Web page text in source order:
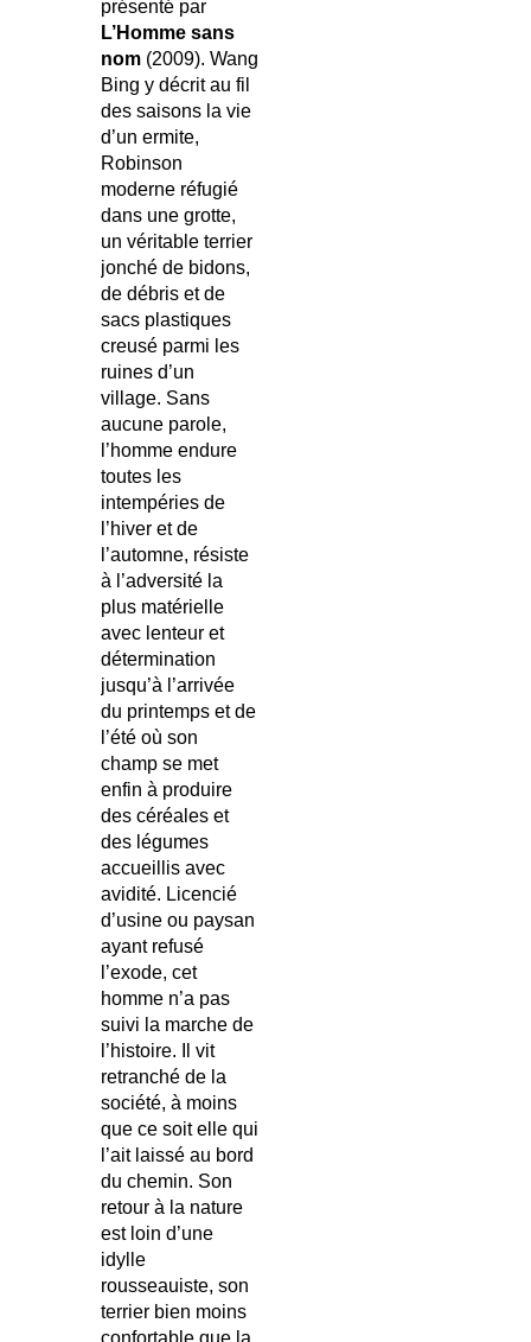
présenté par
L’Homme sans
nom (2009). Wang
Bing y décrit au fil
des saisons la vie
d’un ermite,
Robinson
moderne réfugié
dans une grotte,
un véritable terrier
jonché de bidons,
de débris et de
sacs plastiques
creusé parmi les
ruines d’un
village. Sans
aucune parole,
l’homme endure
toutes les
intempéries de
l’hiver et de
l’automne, résiste
à l’adversité la
plus matérielle
avec lenteur et
détermination
jusqu’à l’arrivée
du printemps et de
l’été où son
champ se met
enfin à produire
des céréales et
des légumes
accueillis avec
avidité. Licencié
d’usine ou paysan
ayant refusé
l’exode, cet
homme n’a pas
suivi la marche de
l’histoire. Il vit
retranché de la
société, à moins
que ce soit elle qui
l’ait laissé au bord
du chemin. Son
retour à la nature
est loin d’une
idylle
rousseauiste, son
terrier bien moins